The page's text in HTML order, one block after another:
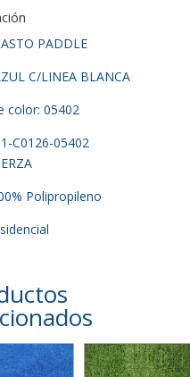
PADDLE
C/LINEA BLANCA
color: 05402
C0126-05402
Polipropileno